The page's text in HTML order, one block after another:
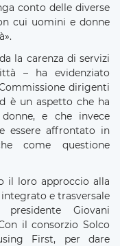
conto delle diverse
cui uomini e donne
la carenza di servizi
– ha evidenziato
dirigenti
è un aspetto che ha
e che invece
essere affrontato in
come questione
il loro approccio alla
e trasversale
Giovani
il consorzio Solco
First, per dare